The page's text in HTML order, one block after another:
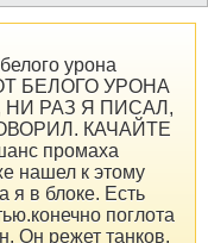
урона
БЕЛОГО УРОНА
РАЗ Я ПИСАЛ,
КАЧАЙТЕ
промаха
нашел к этому
я в блоке. Есть
поглота
Он режет танков.